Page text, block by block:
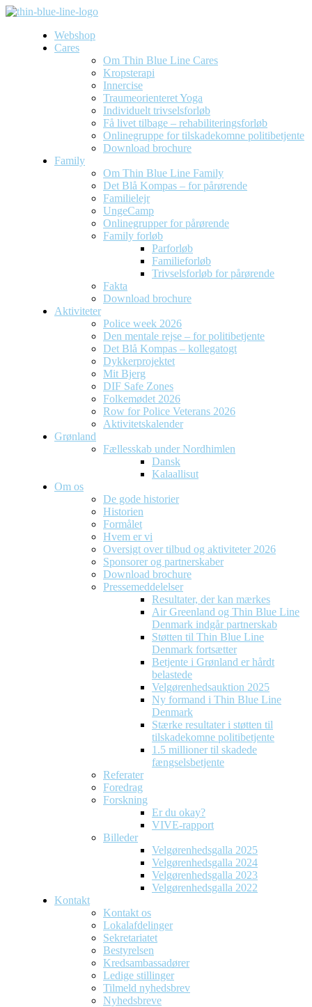
Webshop
Cares
Om Thin Blue Line Cares
Kropsterapi
Innercise
Traumeorienteret Yoga
Individuelt trivselsforløb
Få livet tilbage – rehabiliteringsforløb
Onlinegruppe for tilskadekomne politibetjente
Download brochure
Family
Om Thin Blue Line Family
Det Blå Kompas – for pårørende
Familielejr
UngeCamp
Onlinegrupper for pårørende
Family forløb
Parforløb
Familieforløb
Trivselsforløb for pårørende
Fakta
Download brochure
Aktiviteter
Police week 2026
Den mentale rejse – for politibetjente
Det Blå Kompas – kollegatogt
Dykkerprojektet
Mit Bjerg
DIF Safe Zones
Folkemødet 2026
Row for Police Veterans 2026
Aktivitetskalender
Grønland
Fællesskab under Nordhimlen
Dansk
Kalaallisut
Om os
De gode historier
Historien
Formålet
Hvem er vi
Oversigt over tilbud og aktiviteter 2026
Sponsorer og partnerskaber
Download brochure
Pressemeddelelser
Resultater, der kan mærkes
Air Greenland og Thin Blue Line
Denmark indgår partnerskab
Støtten til Thin Blue Line
Denmark fortsætter
Betjente i Grønland er hårdt
belastede
Velgørenhedsauktion 2025
Ny formand i Thin Blue Line
Denmark
Stærke resultater i støtten til
tilskadekomne politibetjente
1.5 millioner til skadede
fængselsbetjente
Referater
Foredrag
Forskning
Er du okay?
VIVE-rapport
Billeder
Velgørenhedsgalla 2025
Velgørenhedsgalla 2024
Velgørenhedsgalla 2023
Velgørenhedsgalla 2022
Kontakt
Kontakt os
Lokalafdelinger
Sekretariatet
Bestyrelsen
Kredsambassadører
Ledige stillinger
Tilmeld nyhedsbrev
Nyhedsbreve